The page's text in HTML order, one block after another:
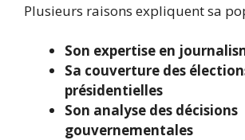
Plusieurs raisons expliquent sa
Son expertise en
Sa couverture des
présidentielles
Son analyse des décisions
gouvernementales